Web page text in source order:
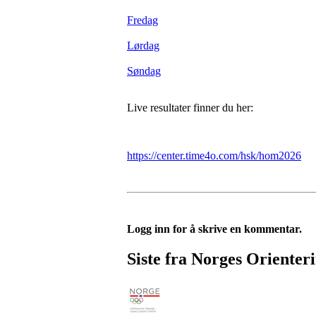
Fredag
Lørdag
Søndag
Live resultater finner du her:
https://center.time4o.com/hsk/hom2026
Logg inn for å skrive en kommentar.
Siste fra Norges